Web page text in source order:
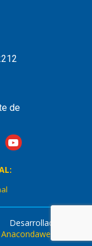
de
Desarrollado por
Anacondaweb.com